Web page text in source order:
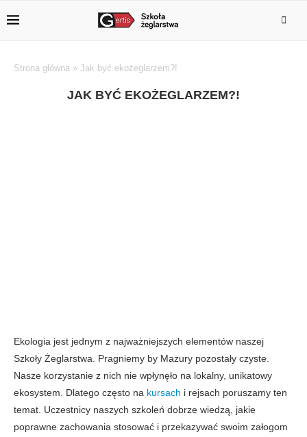
Strona główna » Jak być ekożeglarzem?!
JAK BYĆ EKOŻEGLARZEM?!
Ekologia jest jednym z najważniejszych elementów naszej
Szkoły Żeglarstwa. Pragniemy by Mazury pozostały czyste.
Nasze korzystanie z nich nie wpłynęło na lokalny, unikatowy
ekosystem. Dlatego często na kursach i rejsach poruszamy ten
temat. Uczestnicy naszych szkoleń dobrze wiedzą, jakie
poprawne zachowania stosować i przekazywać swoim załogom